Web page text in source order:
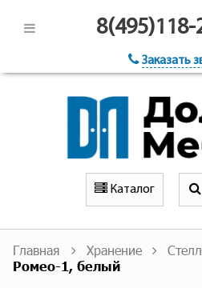
8(495)118-
Заказать
Каталог
Главная Хранение
Ромео-1, белый